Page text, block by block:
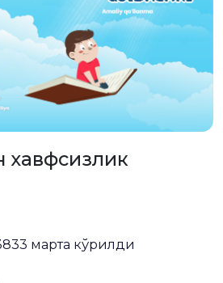
хавфсизлик
марта кўрилди